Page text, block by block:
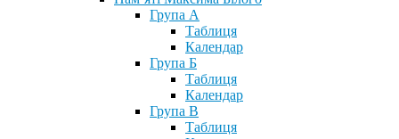
Група А
Таблиця
Календар
Група Б
Таблиця
Календар
Група В
Таблиця